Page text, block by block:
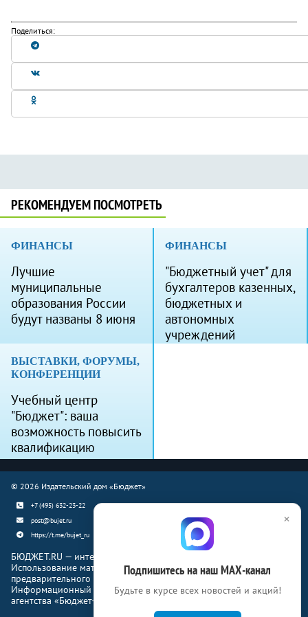
Поделиться:
РЕКОМЕНДУЕМ ПОСМОТРЕТЬ
ФИНАНСЫ
Лучшие
муниципальные
образования России
будут названы 8 июня
ФИНАНСЫ
"Бюджетный учет" для
бухгалтеров казенных,
бюджетных и
автономных
учреждений
ВЫСТАВКИ, ФОРУМЫ,
КОНФЕРЕНЦИИ
Учебный центр
"Бюджет": ваша
возможность повысить
квалификацию
© 2026 Издательский дом «Бюджет»
+7 (495) 632-23-22
post@bujet.ru
https://t.me/bujet_ru
БЮДЖЕТ.RU — интернет-издание о финансовой жизни страны.
Использование материалов Бюджет.ru разрешено только с
предварительного письменного согласия правообладателей.
Информационный продукт «Журнал Бюджет» информационного
агентства «Бюджет-Медиа»
×
Подпишитесь на наш МАХ-канал
Будьте в курсе всех новостей и акций!